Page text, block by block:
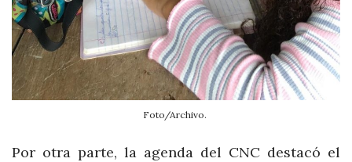
Foto/Archivo.
Por otra parte, la agenda del CNC destacó el